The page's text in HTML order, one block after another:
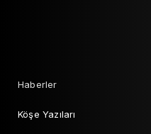
Haberler
Köşe Yazıları